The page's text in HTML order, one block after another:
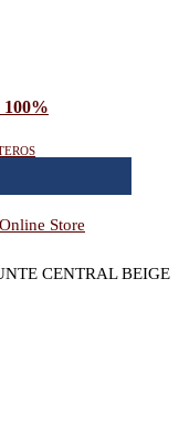
Store
CENTRAL BEIGE